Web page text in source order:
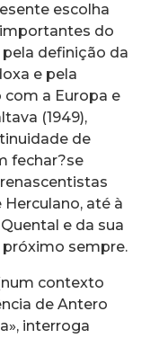
escolha
do
definição da
e pela
com a Europa e
(1949),
de
fechar?se
até à
e da sua
sempre.
contexto
de Antero
interroga